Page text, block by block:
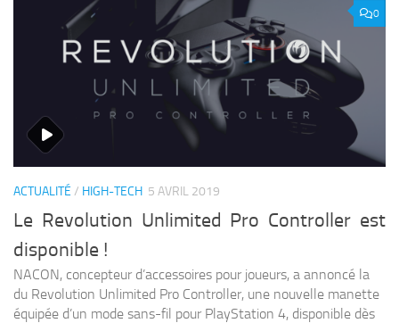
0
ACTUALITÉ / HIGH-TECH 5 AVRIL 2019
Le Revolution Unlimited Pro Controller est
disponible !
NACON, concepteur d’accessoires pour joueurs, a annoncé la
du Revolution Unlimited Pro Controller, une nouvelle manette
équipée d’un mode sans-fil pour PlayStation 4, disponible dès